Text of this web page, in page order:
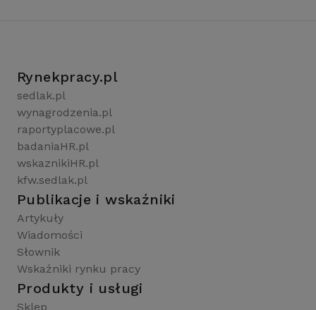
Rynekpracy.pl
sedlak.pl
wynagrodzenia.pl
raportyplacowe.pl
badaniaHR.pl
wskaznikiHR.pl
kfw.sedlak.pl
Publikacje i wskaźniki
Artykuły
Wiadomości
Słownik
Wskaźniki rynku pracy
Produkty i usługi
Sklep